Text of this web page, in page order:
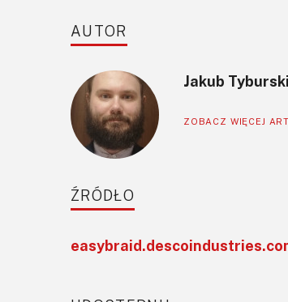
AUTOR
Jakub Tyburski
ZOBACZ WIĘCEJ
ŹRÓDŁO